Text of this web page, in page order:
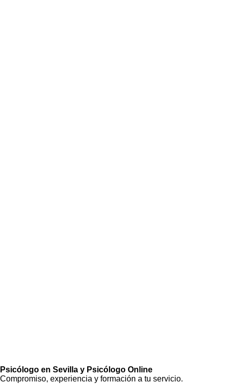
Psicólogo en Sevilla y Psicólogo Online
Compromiso, experiencia y formación a tu servicio.